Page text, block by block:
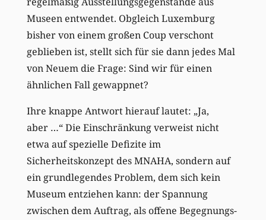
Museen entwendet. Obgleich Luxemburg
bisher von einem großen Coup verschont
geblieben ist, stellt sich für sie dann jedes Mal
von Neuem die Frage: Sind wir für einen
ähnlichen Fall gewappnet?
Ihre knappe Antwort hierauf lautet: „Ja,
aber …“ Die Einschränkung verweist nicht
etwa auf spezielle Defizite im
Sicherheitskonzept des MNAHA, sondern auf
ein grundlegendes Problem, dem sich kein
Museum entziehen kann: der Spannung
zwischen dem Auftrag, als offene Begegnungs-